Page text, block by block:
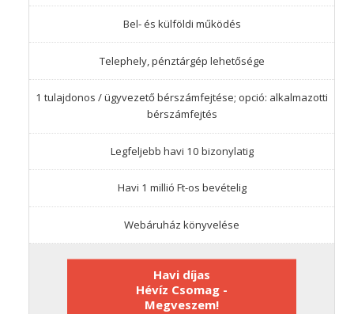
Bel- és külföldi működés
Telephely, pénztárgép lehetősége
1 tulajdonos / ügyvezető bérszámfejtése; opció: alkalmazotti
bérszámfejtés
Legfeljebb havi 10 bizonylatig
Havi 1 millió Ft-os bevételig
Webáruház könyvelése
Havi díjas
Hévíz Csomag -
Megveszem!